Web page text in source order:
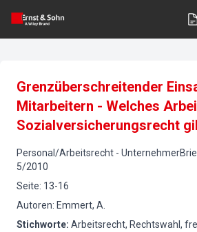
Grenzüberschreitender
Mitarbeitern - Welches
Sozialversicherungsrecht
Personal/Arbeitsrecht -
5/2010
Seite: 13-16
Autoren: Emmert, A.
Stichworte: Arbeitsrecht, Rechtswahl,